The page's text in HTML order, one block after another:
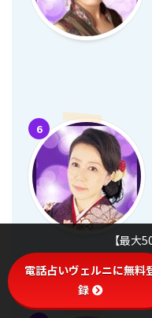
6
【最大
電話占いヴェルニに無料
録